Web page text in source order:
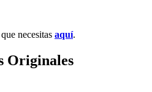
que necesitas aquí.
Originales